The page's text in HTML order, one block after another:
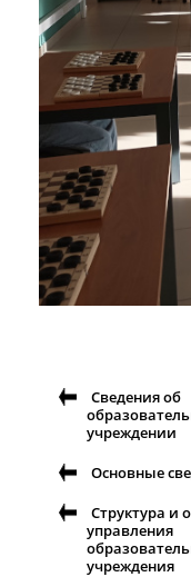
Сведения об
учреждении
Основные
Структура и
управления
учреждения